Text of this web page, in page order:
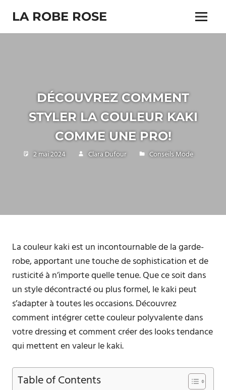
content
LA ROBE ROSE Menu
DÉCOUVREZ COMMENT
STYLER LA COULEUR KAKI
COMME UNE PRO!
2 mai 2024 Clara Dufour Conseils Mode
La couleur kaki est un incontournable de la garde-
robe, apportant une touche de sophistication et de
rusticité à n’importe quelle tenue. Que ce soit dans
un style décontracté ou plus formel, le kaki peut
s’adapter à toutes les occasions. Découvrez
comment intégrer cette couleur polyvalente dans
votre dressing et comment créer des looks tendance
qui mettent en valeur le kaki.
Table of Contents